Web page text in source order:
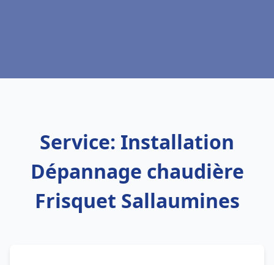
Service: Installation
Dépannage chaudière
Frisquet Sallaumines